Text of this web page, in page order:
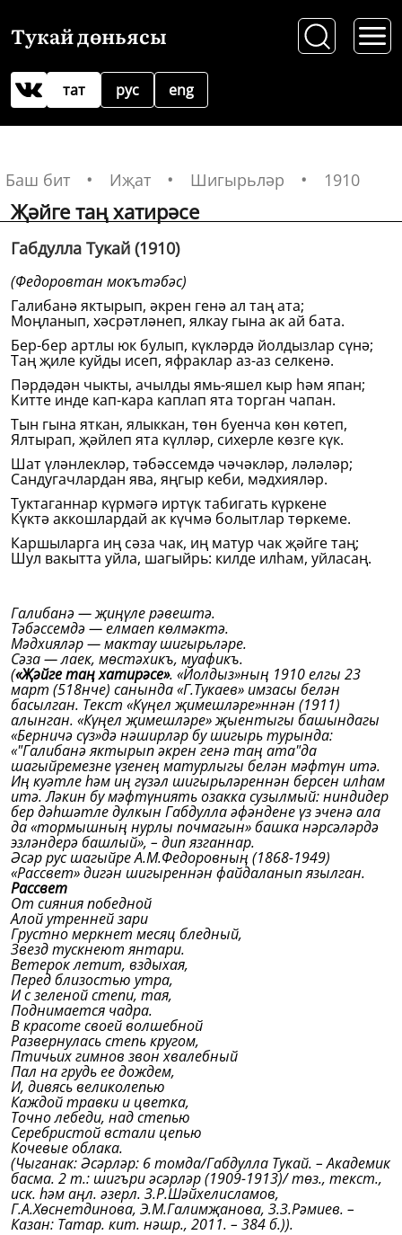
Тукай дөньясы
рус
тат eng
Баш бит Иҗат Шигырьләр 1910
Җәйге таң хатирәсе
Габдулла Тукай (1910)
(Федоровтан мокътәбәс)
Галибанә яктырып, әкрен генә ал таң ата;
Моңланып, хәсрәтләнеп, ялкау гына ак ай бата.
Бер-бер артлы юк булып, күкләрдә йолдызлар сүнә;
Таң җиле куйды исеп, яфраклар аз-аз селкенә.
Пәрдәдән чыкты, ачылды ямь-яшел кыр һәм япан;
Китте инде кап-кара каплап ята торган чапан.
Тын гына яткан, ялыккан, төн буенча көн көтеп,
Ялтырап, җәйлеп ята күлләр, сихерле көзге күк.
Шат үләнлекләр, тәбәссемдә чәчәкләр, ләләләр;
Сандугачлардан ява, яңгыр кеби, мәдхияләр.
Туктаганнар күрмәгә иртүк табигать күркене
Күктә аккошлардай ак күчмә болытлар төркеме.
Каршыларга иң сәза чак, иң матур чак җәйге таң;
Шул вакытта уйла, шагыйрь: килде илһам, уйласаң.
Галибанә — җиңүле рәвештә.
Тәбәссемдә — елмаеп көлмәктә.
Мәдхияләр — мактау шигырьләре.
Сәза — лаек, мөстәхикъ, муафикъ.
(«Җәйге таң хатирәсе». «Йолдыз»ның 1910 елгы 23
март (518нче) санында «Г.Тукаев» имзасы белән
басылган. Текст «Күңел җимешләре»ннән (1911)
алынган. «Күңел җимешләре» җыентыгы башындагы
«Берничә сүз»дә нәширләр бу шигырь турында:
«"Галибанә яктырып әкрен генә таң ата"да
шагыйремезне үзенең матурлыгы белән мәфтүн итә.
Иң куәтле һәм иң гүзәл шигырьләреннән берсен илһам
итә. Ләкин бу мәфтүниять озакка сузылмый: ниндидер
бер дәһшәтле дулкын Габдулла әфәндене үз эченә ала
да «тормышның нурлы почмагын» башка нәрсәләрдә
эзләндерә башлый», – дип язганнар.
Әсәр рус шагыйре А.М.Федоровның (1868-1949)
«Рассвет» дигән шигыреннән файдаланып язылган.
Рассвет
От сияния победной
Алой утренней зари
Грустно меркнет месяц бледный,
Звезд тускнеют янтари.
Ветерок летит, вздыхая,
Перед близостью утра,
И с зеленой степи, тая,
Поднимается чадра.
В красоте своей волшебной
Развернулась степь кругом,
Птичьих гимнов звон хвалебный
Пал на грудь ее дождем,
И, дивясь великолепью
Каждой травки и цветка,
Точно лебеди, над степью
Серебристой встали цепью
Кочевые облака.
(Чыганак: Әсәрләр: 6 томда/Габдулла Тукай. – Академик
басма. 2 т.: шигъри әсәрләр (1909-1913)/ төз., текст.,
иск. һәм аңл. әзерл. З.Р.Шәйхелисламов,
Г.А.Хөснетдинова, Э.М.Галимҗанова, З.З.Рәмиев. –
Казан: Татар. кит. нәшр., 2011. – 384 б.)).